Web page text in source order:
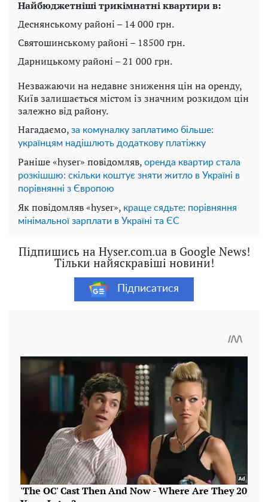
Найбюджетніші трикімнатні квартири в:
Деснянському районі – 14 000 грн.
Святошинському районі – 18500 грн.
Дарницькому районі – 21 000 грн.
Незважаючи на недавнє зниження цін на оренду,
Київ залишається містом із значним розкидом цін
залежно від району.
Нагадаємо, за комуналку заплатимо більше:
українцям надішлють додаткову платіжку
Раніше «hyser» повідомляв, оренда квартир стала
розкішшю: скільки коштує зняти житло в Україні в
порівнянні з Європою
Як повідомляв «hyser», краще сядьте: порівняння
мінімальної зарплати в Україні та ЄС
Підпишись на Hyser.com.ua в Google News!
Тільки найяскравіші новини!
Підписатися